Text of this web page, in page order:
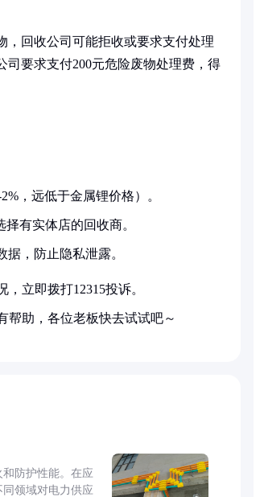
，回收公司可能拒收或要求支付处理
要求支付200元危险废物处理费，得
，远低于金属锂价格）。
有实体店的回收商。
，防止隐私泄露。
立即拨打12315投诉。
帮助，各位老板快去试试吧～
防护性能。在应
领域对电力供应